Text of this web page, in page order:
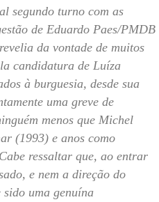
segundo turno com as
de Eduardo Paes/PMDB
da vontade de muitos
candidatura de Luíza
à burguesia, desde sua
uma greve de
menos que Michel
(1993) e anos como
ressaltar que, ao entrar
e nem a direção do
sido uma genuína